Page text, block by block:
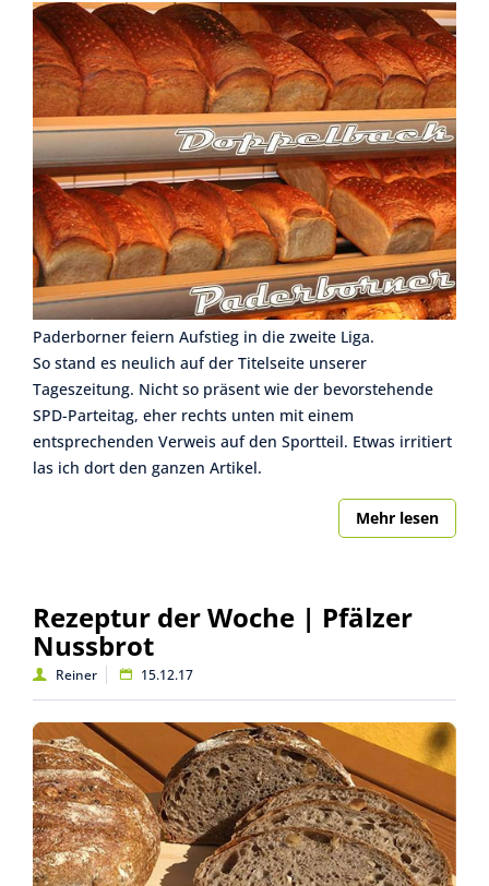
Paderborner feiern Aufstieg in die zweite Liga.
So stand es neulich auf der Titelseite unserer
Tageszeitung. Nicht so präsent wie der bevorstehende
SPD-Parteitag, eher rechts unten mit einem
entsprechenden Verweis auf den Sportteil. Etwas irritiert
las ich dort den ganzen Artikel.
Mehr lesen
Rezeptur der Woche | Pfälzer
Nussbrot
Reiner 15.12.17